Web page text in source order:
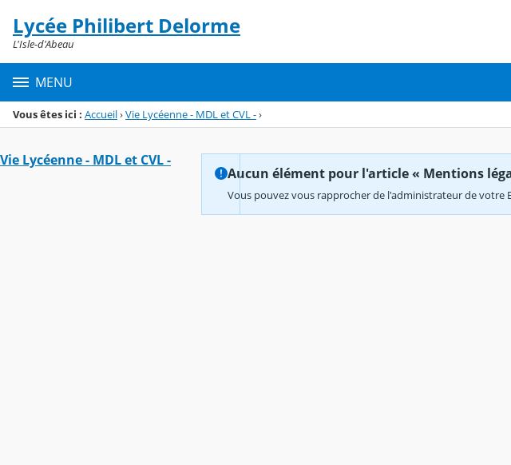
Menu de la rubrique
Contenu
Lycée Philibert Delorme
L'Isle-d'Abeau
MENU
Vous êtes ici : Accueil›Vie Lycéenne - MDL et CVL -›
Vie Lycéenne - MDL et CVL -
Aucun élément pour l'article « Mentions
Vous pouvez vous rapprocher de l'administrateur de votre